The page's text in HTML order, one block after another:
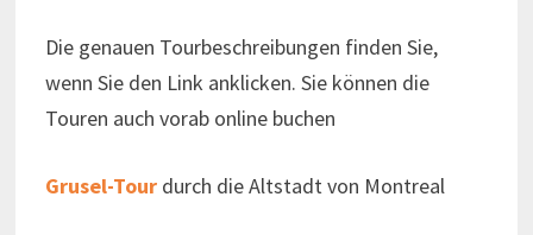
Die genauen Tourbeschreibungen finden Sie,
wenn Sie den Link anklicken. Sie können die
Touren auch vorab online buchen
Grusel-Tourdurch die Altstadt von Montreal